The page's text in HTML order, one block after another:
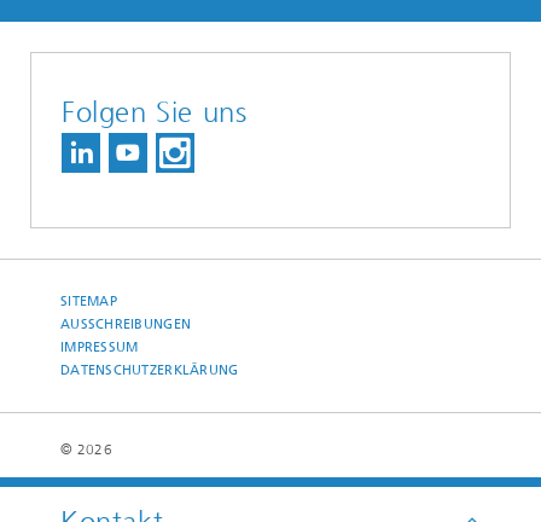
Folgen Sie uns
SITEMAP
AUSSCHREIBUNGEN
IMPRESSUM
DATENSCHUTZERKLÄRUNG
© 2026